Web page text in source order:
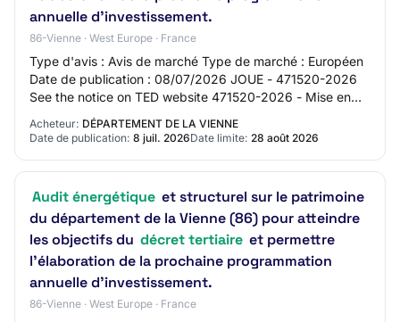
annuelle d’investissement.
86-Vienne · West Europe · France
Type d'avis : Avis de marché Type de marché : Européen
Date de publication : 08/07/2026 JOUE - 471520-2026
See the notice on TED website 471520-2026 - Mise en
concurrence 471520-2026 471520-2026 - Mi…
Acheteur: DÉPARTEMENT DE LA VIENNE
Date de publication: 8 juil. 2026Date limite: 28 août 2026
Audit énergétique et structurel sur le patrimoine
du département de la Vienne (86) pour atteindre
les objectifs du décret tertiaire et permettre
l'élaboration de la prochaine programmation
annuelle d’investissement.
86-Vienne · West Europe · France